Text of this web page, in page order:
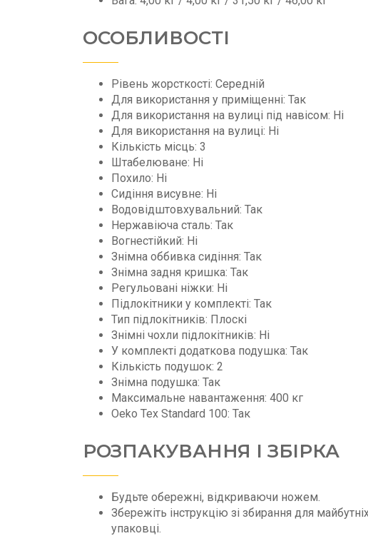
ОСОБЛИВОСТІ
Рівень жорсткості: Середній
Для використання у приміщенні: Так
Для використання на вулиці під навісом: Ні
Для використання на вулиці: Ні
Кількість місць: 3
Штабелюване: Ні
Похило: Ні
Сидіння висувне: Ні
Водовідштовхувальний: Так
Нержавіюча сталь: Так
Вогнестійкий: Ні
Знімна оббивка сидіння: Так
Знімна задня кришка: Так
Регульовані ніжки: Ні
Підлокітники у комплекті: Так
Тип підлокітників: Плоскі
Знімні чохли підлокітників: Ні
У комплекті додаткова подушка: Так
Кількість подушок: 2
Знімна подушка: Так
Максимальне навантаження: 400 кг
Oeko Tex Standard 100: Так
РОЗПАКУВАННЯ І ЗБІРКА
Будьте обережні, відкриваючи ножем.
Збережіть інструкцію зі збирання для
упаковці.